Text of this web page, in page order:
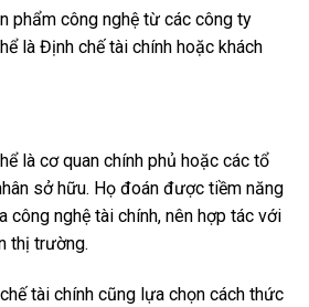
phẩm công nghệ từ các công ty
là Định chế tài chính hoặc khách
là cơ quan chính phủ hoặc các tổ
sở hữu. Họ đoán được tiềm năng
công nghệ tài chính, nên hợp tác với
thị trường.
tài chính cũng lựa chọn cách thức